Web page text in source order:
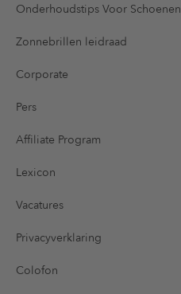
Onderhoudstips Voor Schoenen
Zonnebrillen leidraad
Corporate
Pers
Affiliate Program
Lexicon
Vacatures
Privacyverklaring
Colofon